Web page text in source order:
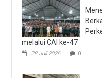
melalui CAI ke-47
28 Juli 2026 0